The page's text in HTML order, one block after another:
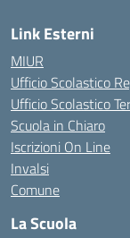
Link Esterni
MIUR
Ufficio Scolastico
Ufficio Scolastico
Scuola in Chiaro
Iscrizioni On Line
Invalsi
Comune
La Scuola